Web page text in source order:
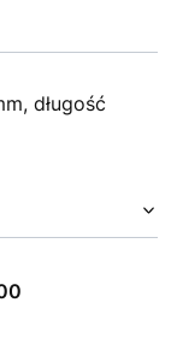
długość